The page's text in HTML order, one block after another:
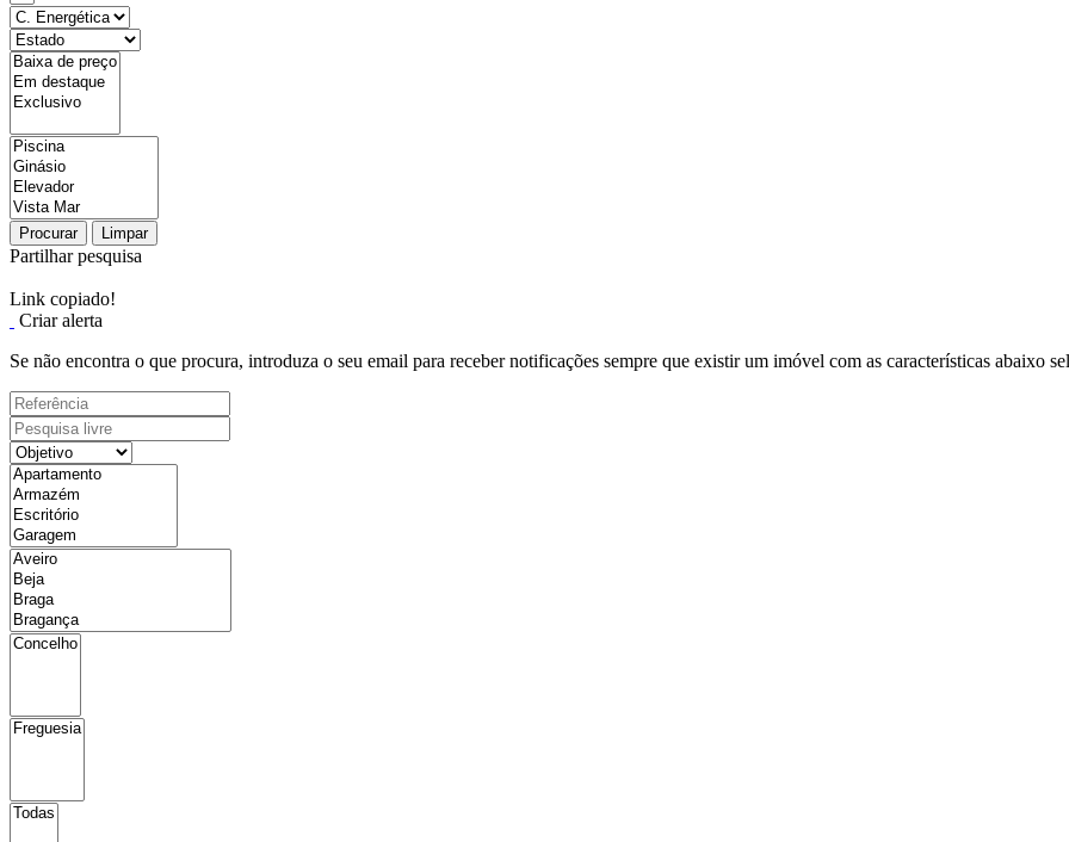
Procurar Limpar
Partilhar pesquisa
Link copiado!
Criar alerta
Se não encontra o que procura, introduza o seu email para receber notificações sempre que existir um imóvel com as características abaixo